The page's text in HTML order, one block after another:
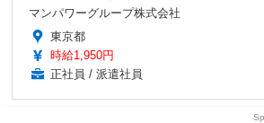
マンパワーグループ株式会社
東京都
時給1,950円
正社員 / 派遣社員